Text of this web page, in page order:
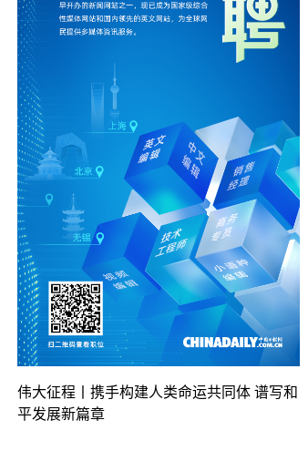
伟大征程丨携手构建人类命运共同体 谱写和
平发展新篇章